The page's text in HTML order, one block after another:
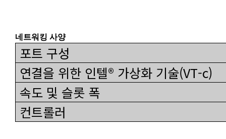
네트워킹 사양
포트 구성
연결을 위한 인텔® 가상화 기술(VT-c)
속도 및 슬롯 폭
컨트롤러